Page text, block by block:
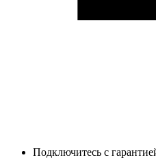
Подключитесь с